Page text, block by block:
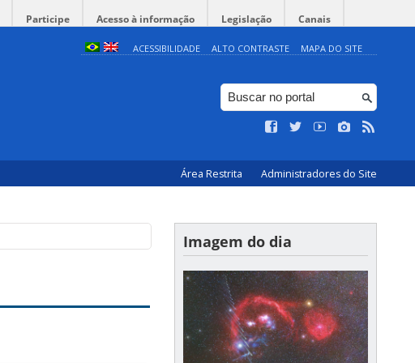
Participe Acesso à informação Legislação Canais
ACESSIBILIDADE ALTO CONTRASTE MAPA DO SITE
Área Restrita Administradores do Site
Imagem do dia